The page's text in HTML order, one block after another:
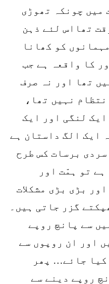
میں چونکہ تھوڑی
تھااس لئے ذہن
کو کھانا
کا واقعہ ہے جب
تھا اور نہ صرف
نہیں تھا،
لنگی اور ایک
ایک الگ داستان ہے
برسات کس طرح
تو ہمّت اور
بڑی بڑی مشکلات
گزر جاتی ہیں۔
سے پانچ روپے
اور ان روپوں سے
جائے… پھر
روپے دینے سے